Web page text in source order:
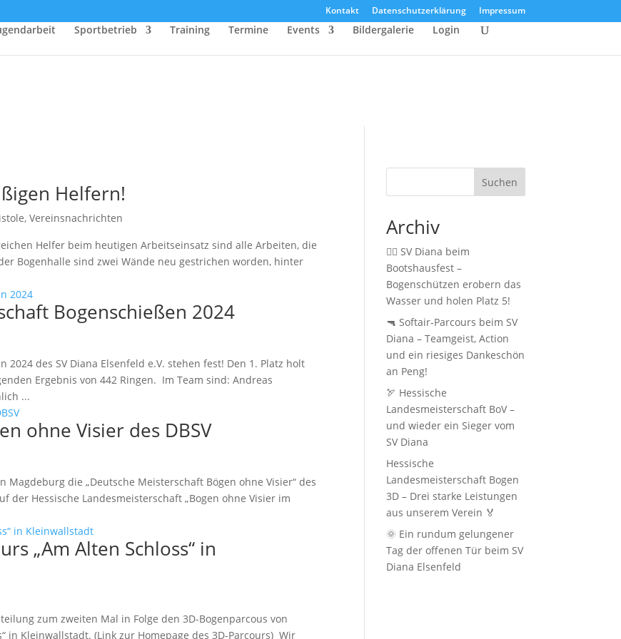
Kontakt Datenschutzerklärung Impressum
Sportbetrieb Training Termine Events Bildergalerie Login
Helfern!
,Vereinsnachrichten
Helfer beim heutigen Arbeitseinsatz sind alle Arbeiten, die
Bogenhalle sind zwei Wände neu gestrichen worden, hinter
Bogenschießen 2024
des SV Diana Elsenfeld e.V. stehen fest! Den 1. Platz holt
Ergebnis von 442 Ringen. Im Team sind: Andreas
...
ohne Visier des DBSV
Magdeburg die „Deutsche Meisterschaft Bögen ohne Visier“ des
der Hessische Landesmeisterschaft „Bogen ohne Visier im
„Am Alten Schloss“ in
zum zweiten Mal in Folge den 3D-Bogenparcous von
in Kleinwallstadt. (Link zur Homepage des 3D-Parcours) Wir
Suchen
Archiv
🚣‍♂️ SV Diana beim
Bootshausfest –
Bogenschützen erobern das
Wasser und holen Platz 5!
🔫 Softair‑Parcours beim SV
Diana – Teamgeist, Action
und ein riesiges Dankeschön
an Peng!
🏹 Hessische
Landesmeisterschaft BoV –
und wieder ein Sieger vom
SV Diana
Hessische
Landesmeisterschaft Bogen
3D – Drei starke Leistungen
aus unserem Verein 🏅
🌞 Ein rundum gelungener
Tag der offenen Tür beim SV
Diana Elsenfeld